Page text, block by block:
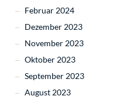
Februar 2024
Dezember 2023
November 2023
Oktober 2023
September 2023
August 2023